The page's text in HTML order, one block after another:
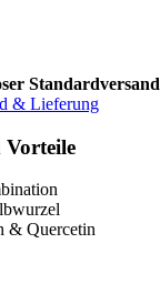
Standardversand
& Lieferung
Vorteile
& Quercetin